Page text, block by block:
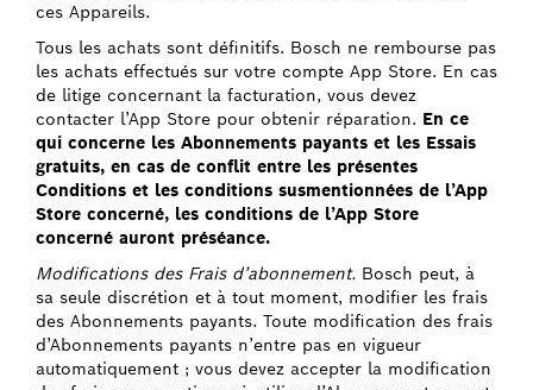
ces Appareils.
Tous les achats sont définitifs. Bosch ne rembourse pas
les achats effectués sur votre compte App Store. En cas
de litige concernant la facturation, vous devez
contacter l’App Store pour obtenir réparation. En ce
qui concerne les Abonnements payants et les Essais
gratuits, en cas de conflit entre les présentes
Conditions et les conditions susmentionnées de l’App
Store concerné, les conditions de l’App Store
concerné auront préséance.
Modifications des Frais d’abonnement. Bosch peut, à
sa seule discrétion et à tout moment, modifier les frais
des Abonnements payants. Toute modification des frais
d’Abonnements payants n’entre pas en vigueur
automatiquement ; vous devez accepter la modification